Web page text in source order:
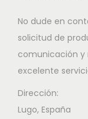
No dude en
solicitud de
comunicación y
excelente
Dirección:
Lugo, España